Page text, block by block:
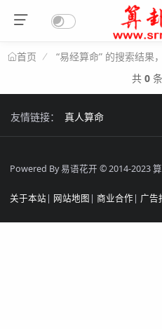
首页
“易经算命” 的搜索结果
共 0
友情链接： 真人算命
Powered By 易语花开 © 2014-2023
关于本站 | 网站地图 | 商业合作 | 广告